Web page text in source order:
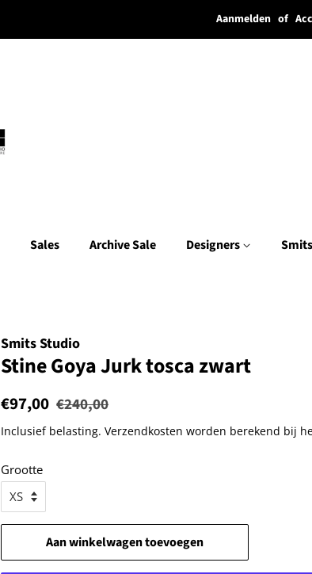
Aanmelden of
Sales Archive Sale Designers
Smits Studio
Stine Goya Jurk tosca zwart
Normale
€97,00 Aanbiedingsprijs
€240,00
Inclusief belasting. Verzendkosten worden berekend bij
Grootte
Aan winkelwagen toevoegen